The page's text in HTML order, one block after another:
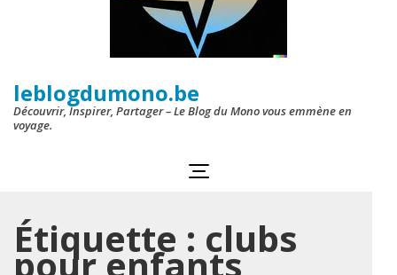
leblogdumono.be
Découvrir, Inspirer, Partager – Le Blog du Mono vous emmène en
voyage.
Étiquette : clubs
pour enfants